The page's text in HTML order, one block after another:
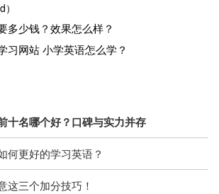
多少钱？效果怎么样？
习网站 小学英语怎么学？
十名哪个好？口碑与实力并存
何更好的学习英语？
这三个加分技巧！